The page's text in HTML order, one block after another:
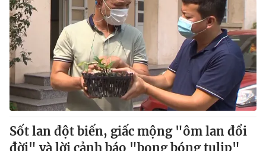
Sốt lan đột biến, giấc mộng "ôm lan đổi
đời" và lời cảnh báo "bong bóng tulip"